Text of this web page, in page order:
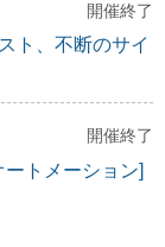
開催終了
ト、不断のサイ
開催終了
ートメーション]